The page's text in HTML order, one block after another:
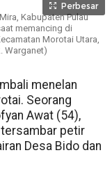
Perbesar
Kabupaten Pulau
memancing di
Morotai Utara,
Warganet)
menelan
Seorang
Awat (54),
petir
Desa Bido dan